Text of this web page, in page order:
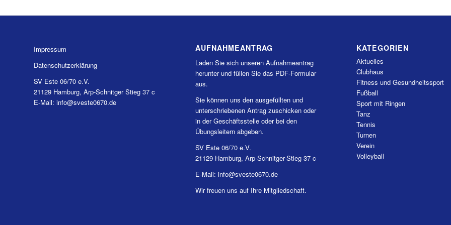
Impressum
Datenschutzerklärung
SV Este 06/70 e.V.
21129 Hamburg, Arp-Schnitger Stieg 37 c
E-Mail: info@sveste0670.de
AUFNAHMEANTRAG
Laden Sie sich unseren Aufnahmeantrag
herunter und füllen Sie das PDF-Formular
aus.
Sie können uns den ausgefüllten und
unterschriebenen Antrag zuschicken oder
in der Geschäftsstelle oder bei den
Übungsleitern abgeben.
SV Este 06/70 e.V.
21129 Hamburg, Arp-Schnitger-Stieg 37 c
E-Mail: info@sveste0670.de
Wir freuen uns auf Ihre Mitgliedschaft.
KATEGORIEN
Aktuelles
Clubhaus
Fitness und Gesundheitssport
Fußball
Sport mit Ringen
Tanz
Tennis
Turnen
Verein
Volleyball